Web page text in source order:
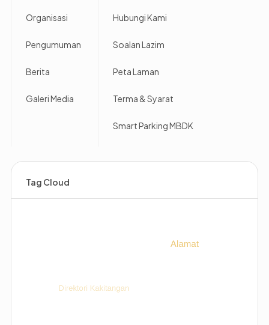
Organisasi
Pengumuman
Berita
Galeri Media
Hubungi Kami
Soalan Lazim
Peta Laman
Terma & Syarat
Smart Parking MBDK
Tag Cloud